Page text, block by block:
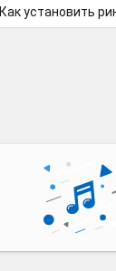
Как установить